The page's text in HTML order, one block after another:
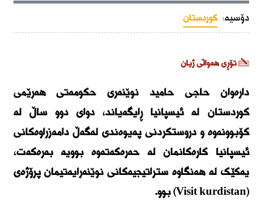
دۆسیە:کوردستان
تۆڕی هەواڵی ژیان
دارەوان حاجی حامید نوێنەری حکومەتی هەرێمی
کوردستان لە ئیسپانیا ڕایگەیاند، دوای دوو ساڵ لە
کۆبوونەوە و دروستکردنی پەیوەندی لەگەڵ دامەزراوەکانی
ئیسپانیا کارەکانمان لە حەرەکەتەوە بوویە بەرەکەت،
یەکێک لە هەنگاوە ستراتیجیەکانی نوێنەرایەتیمان پرۆژەی
(Visit kurdistan) بوو.